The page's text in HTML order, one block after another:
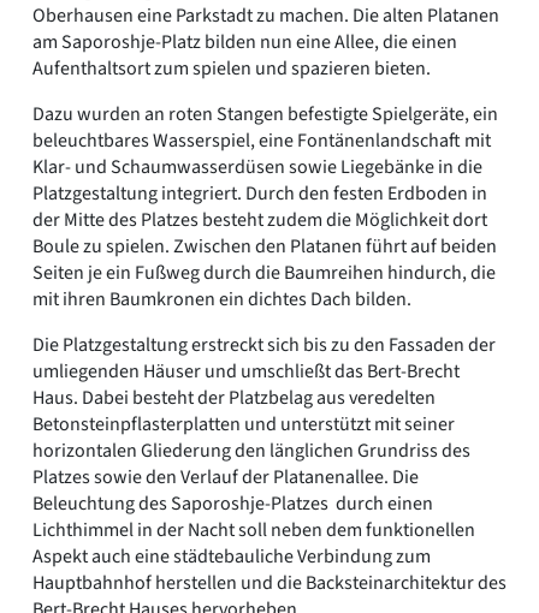
Oberhausen eine Parkstadt zu machen. Die alten Platanen
am Saporoshje-Platz bilden nun eine Allee, die einen
Aufenthaltsort zum spielen und spazieren bieten.
Dazu wurden an roten Stangen befestigte Spielgeräte, ein
beleuchtbares Wasserspiel, eine Fontänenlandschaft mit
Klar- und Schaumwasserdüsen sowie Liegebänke in die
Platzgestaltung integriert. Durch den festen Erdboden in
der Mitte des Platzes besteht zudem die Möglichkeit dort
Boule zu spielen. Zwischen den Platanen führt auf beiden
Seiten je ein Fußweg durch die Baumreihen hindurch, die
mit ihren Baumkronen ein dichtes Dach bilden.
Die Platzgestaltung erstreckt sich bis zu den Fassaden der
umliegenden Häuser und umschließt das Bert-Brecht
Haus. Dabei besteht der Platzbelag aus veredelten
Betonsteinpflasterplatten und unterstützt mit seiner
horizontalen Gliederung den länglichen Grundriss des
Platzes sowie den Verlauf der Platanenallee. Die
Beleuchtung des Saporoshje-Platzes durch einen
Lichthimmel in der Nacht soll neben dem funktionellen
Aspekt auch eine städtebauliche Verbindung zum
Hauptbahnhof herstellen und die Backsteinarchitektur des